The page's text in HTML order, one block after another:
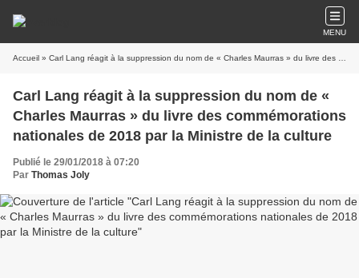
MENU
Accueil » Carl Lang réagit à la suppression du nom de « Charles Maurras » du livre des commémorations nationales de 2018 par la Ministre de la culture
Carl Lang réagit à la suppression du nom de «
Charles Maurras » du livre des commémorations
nationales de 2018 par la Ministre de la culture
Publié le 29/01/2018 à 07:20
Par Thomas Joly